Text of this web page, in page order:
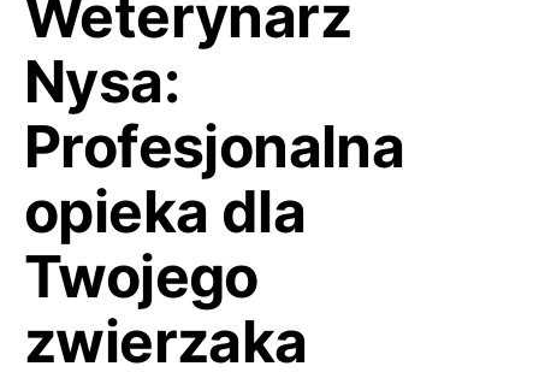
Weterynarz
Nysa:
Profesjonalna
opieka dla
Twojego
zwierzaka